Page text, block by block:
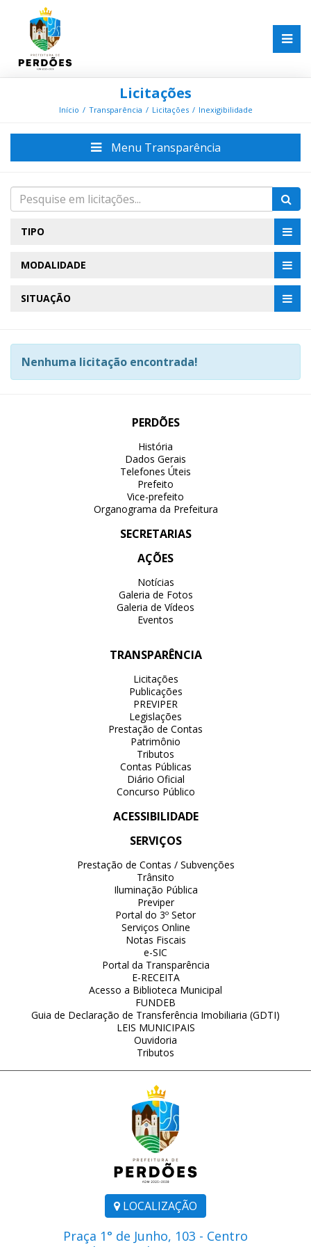
Licitações
Início Transparência Licitações Inexigibilidade
Menu Transparência
TIPO
MODALIDADE
SITUAÇÃO
Nenhuma licitação encontrada!
LOCALIZAÇÃO
Praça 1° de Junho, 103 - Centro
PERDÕES
História
Dados Gerais
Telefones Úteis
Prefeito
Vice-prefeito
Organograma da Prefeitura
SECRETARIAS
AÇÕES
Notícias
Galeria de Fotos
Galeria de Vídeos
Eventos
TRANSPARÊNCIA
Licitações
Publicações
PREVIPER
Legislações
Prestação de Contas
Patrimônio
Tributos
Contas Públicas
Diário Oficial
Concurso Público
ACESSIBILIDADE
SERVIÇOS
Prestação de Contas / Subvenções
Trânsito
Iluminação Pública
Previper
Portal do 3º Setor
Serviços Online
Notas Fiscais
e-SIC
Portal da Transparência
E-RECEITA
Acesso a Biblioteca Municipal
FUNDEB
Guia de Declaração de Transferência Imobiliaria (GDTI)
LEIS MUNICIPAIS
Ouvidoria
Tributos